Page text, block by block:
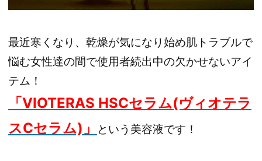
最近寒くなり、乾燥が気になり始め肌トラブルで
悩む女性達の間で使用者続出中の欠かせないアイ
テム！
「VIOTERAS HSCセラム(ヴィオテラ
スCセラム)」
という美容液です！